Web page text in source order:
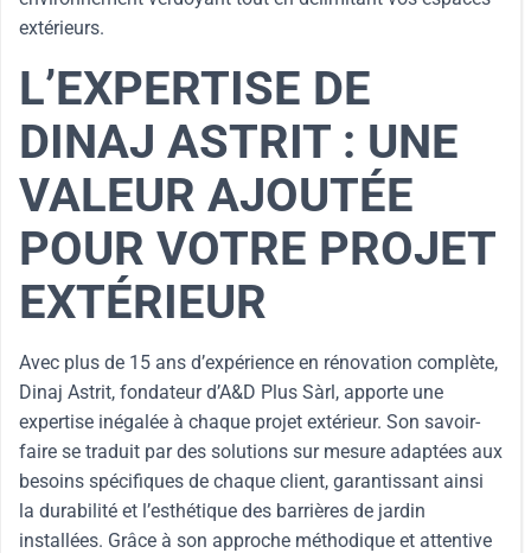
extérieurs.
L’EXPERTISE DE
DINAJ ASTRIT : UNE
VALEUR AJOUTÉE
POUR VOTRE PROJET
EXTÉRIEUR
Avec plus de 15 ans d’expérience en rénovation complète,
Dinaj Astrit, fondateur d’A&D Plus Sàrl, apporte une
expertise inégalée à chaque projet extérieur. Son savoir-
faire se traduit par des solutions sur mesure adaptées aux
besoins spécifiques de chaque client, garantissant ainsi
la durabilité et l’esthétique des barrières de jardin
installées. Grâce à son approche méthodique et attentive